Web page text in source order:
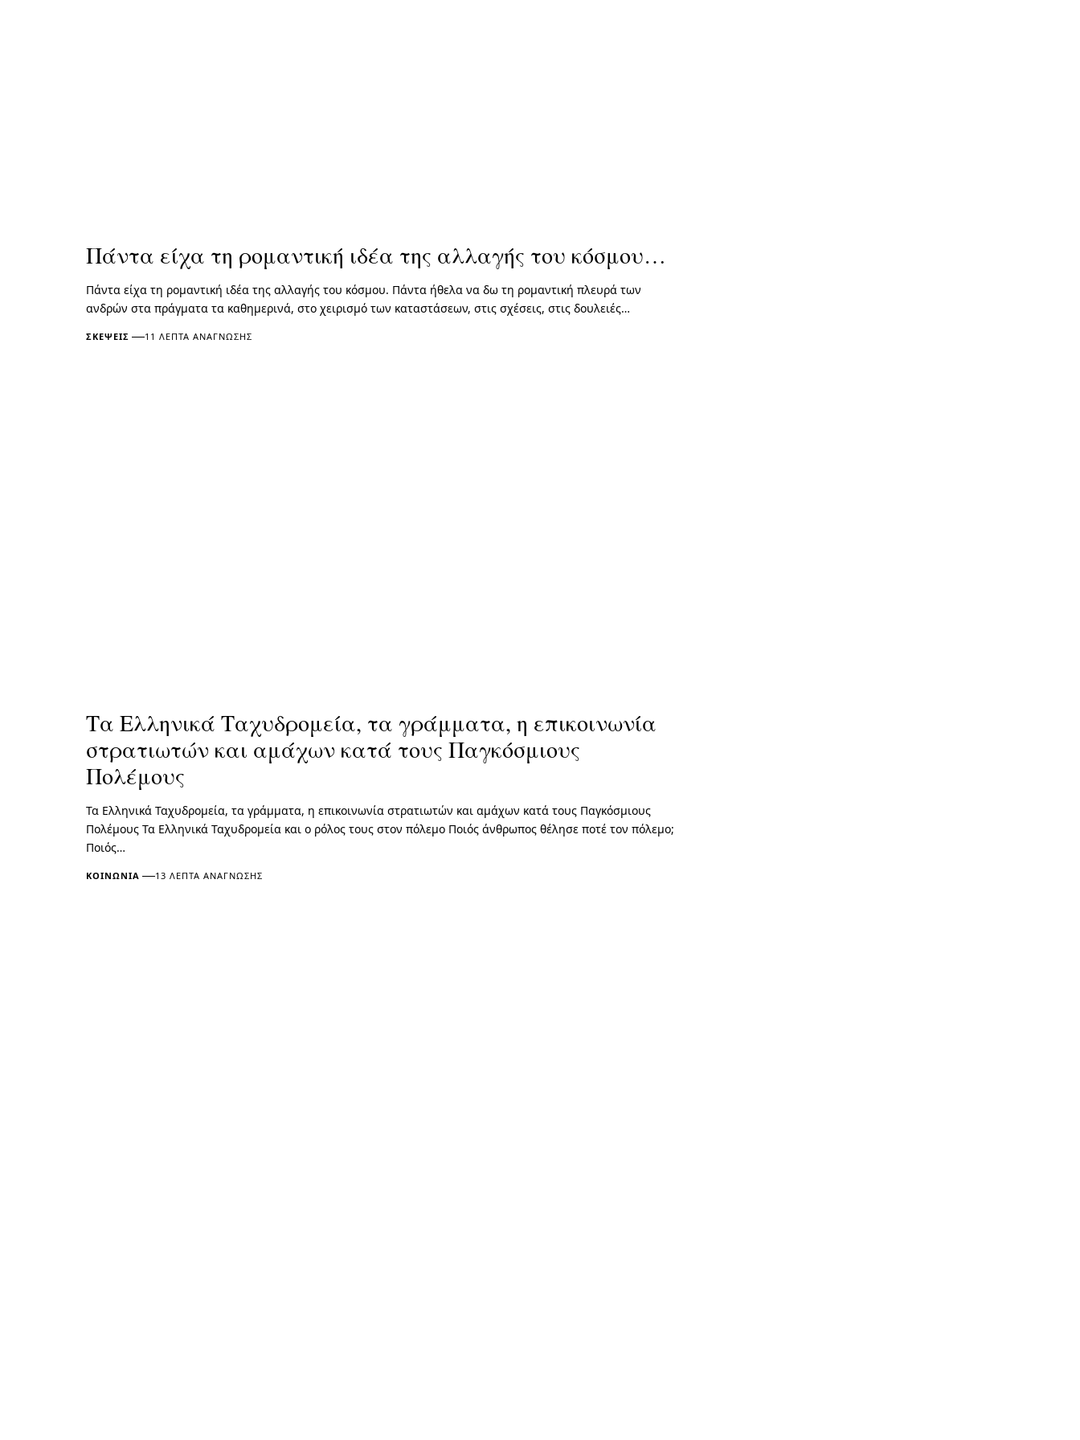
Πάντα είχα τη ρομαντική ιδέα της αλλαγής του κόσμου…
Πάντα είχα τη ρομαντική ιδέα της αλλαγής του κόσμου. Πάντα ήθελα να δω τη ρομαντική πλευρά των
ανδρών στα πράγματα τα καθημερινά, στο χειρισμό των καταστάσεων, στις σχέσεις, στις δουλειές…
ΣΚΈΨΕΙΣ 11 ΛΕΠΤΆ ΑΝΆΓΝΩΣΗΣ
Τα Ελληνικά Ταχυδρομεία, τα γράμματα, η επικοινωνία
στρατιωτών και αμάχων κατά τους Παγκόσμιους
Πολέμους
Τα Ελληνικά Ταχυδρομεία, τα γράμματα, η επικοινωνία στρατιωτών και αμάχων κατά τους Παγκόσμιους
Πολέμους Τα Ελληνικά Ταχυδρομεία και ο ρόλος τους στον πόλεμο Ποιός άνθρωπος θέλησε ποτέ τον πόλεμο;
Ποιός…
ΚΟΙΝΩΝΊΑ 13 ΛΕΠΤΆ ΑΝΆΓΝΩΣΗΣ